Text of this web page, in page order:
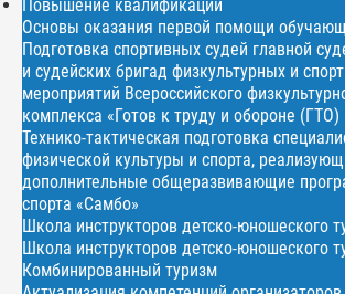
Повышение квалификации
Основы оказания первой помощи
Подготовка спортивных судей главной
и судейских бригад физкультурных и
мероприятий Всероссийского
комплекса «Готов к труду и обороне (ГТО)
Технико-тактическая подготовка
физической культуры и спорта,
дополнительные общеразвивающие
спорта «Самбо»
Школа инструкторов детско-юношеского
Школа инструкторов детско-юношеского
Комбинированный туризм